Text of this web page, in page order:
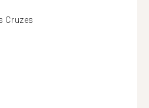
Cruzes